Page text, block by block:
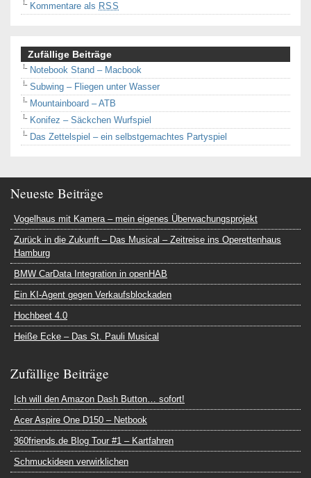
Kommentare als RSS
Zufällige Beiträge
Notebook Stand – Macbook
Subwing – Fliegen unter Wasser
Mountainboard – ATB
Konifez – Säckchen Wurfspiel
Das Zettelspiel – ein selbstgemachtes Partyspiel
Neueste Beiträge
Vogelhaus mit Kamera – mein eigenes Überwachungsprojekt
Zurück in die Zukunft – Das Musical – Zeitreise ins Operettenhaus
Hamburg
BMW CarData Integration in openHAB
Ein KI-Agent gegen Verkaufsblockaden
Hochbeet 4.0
Heiße Ecke – Das St. Pauli Musical
Zufällige Beiträge
Ich will den Amazon Dash Button… sofort!
Acer Aspire One D150 – Netbook
360friends.de Blog Tour #1 – Kartfahren
Schmuckideen verwirklichen